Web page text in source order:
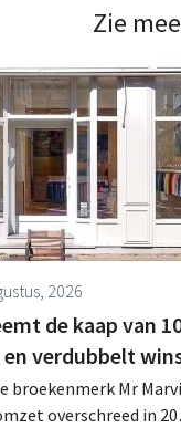
winkels had. .Zie
2026
de kaap van
verdubbelt
broekenmerk Mr
overschreed in